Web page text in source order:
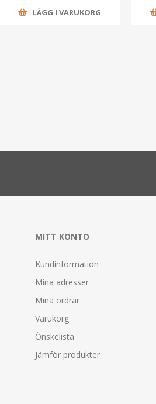
LÄGG I VARUKORG
MITT KONTO
Kundinformation
Mina adresser
Mina ordrar
Varukorg
Önskelista
Jämför produkter